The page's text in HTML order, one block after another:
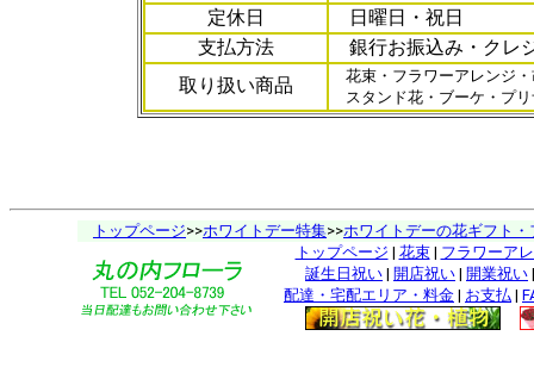
定休日
日曜日・祝日
支払方法
銀行お振込み・ク
取り扱い商品
花束・フラワーアレンジ
スタンド花・ブーケ・プ
トップページ>>ホワイトデー特集>>ホワイトデーの花ギフト
トップページ | 花束| フラワーア
誕生日祝い | 開店祝い | 開業祝い
配達・宅配エリア・料金 | お支払 |